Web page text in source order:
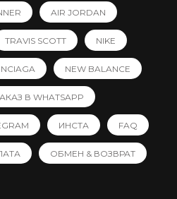
AIR JORDAN
TRAVIS SCOTT NIKE
NEW BALANCE
В WHATSAPP
ИНСТА FAQ
ОБМЕН & ВОЗВРАТ